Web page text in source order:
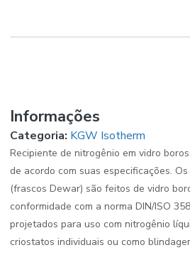
Informações
Categoria: KGW Isotherm
Recipiente de nitrogênio em vidro
de acordo com suas especificações.
(frascos Dewar) são feitos de vidro
conformidade com a norma DIN/ISO
projetados para uso com nitrogênio
criostatos individuais ou como